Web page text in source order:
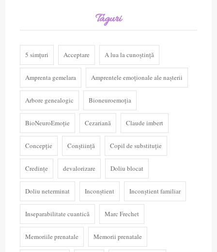
Taguri
5 simțuri Acceptare A lua la cunoștință
Amprenta gemelara Amprentele emoționale ale nașterii
Arbore genealogic Bioneuroemoția
BioNeuroEmoție Cezariană Claude imbert
Concepție Conștiință Copil de substituție
Credințe devalorizare Doliu blocat
Doliu neterminat Inconștient Inconștient familiar
Inseparabilitate cuantică Marc Frechet
Memoriile prenatale Memorii prenatale